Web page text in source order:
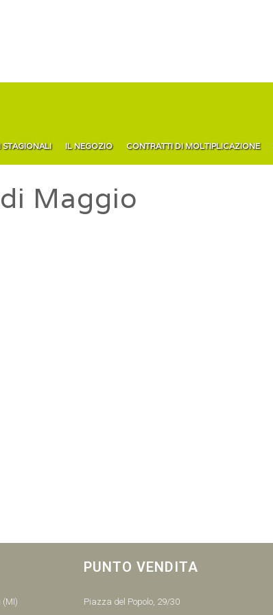
STAGIONALI IL NEGOZIO CONTRATTI DI MOLTIPLICAZIONE
Maggio
PUNTO VENDITA
Piazza del Popolo, 29/30